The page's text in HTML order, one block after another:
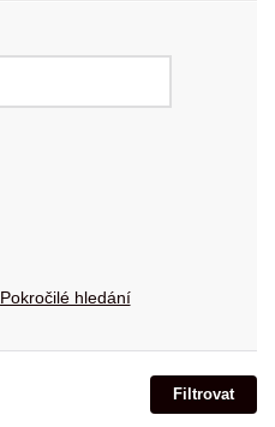
Pokročilé hledání